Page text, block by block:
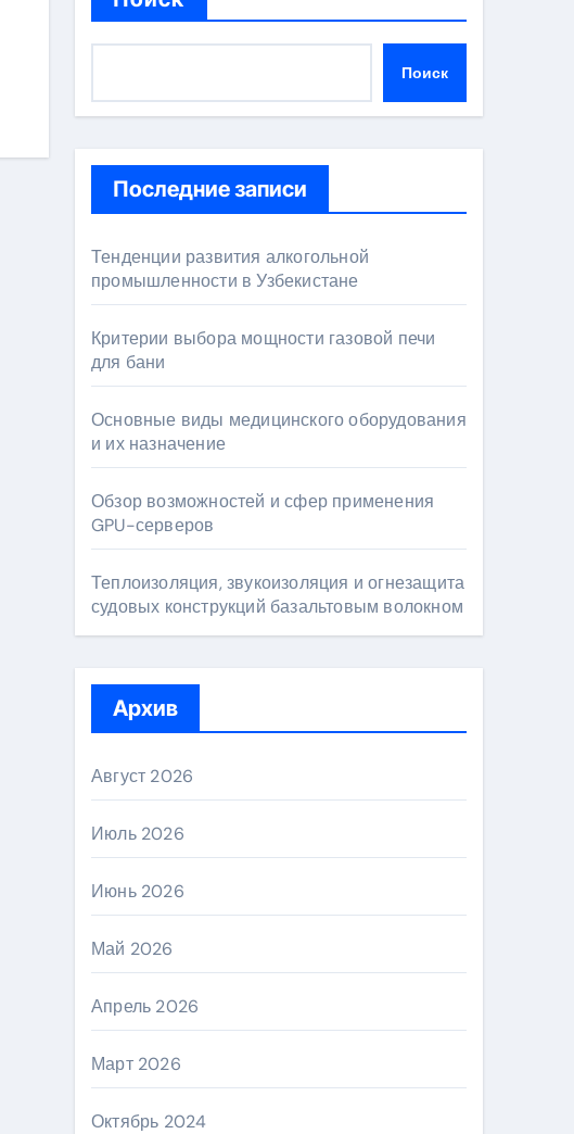
Поиск
Последние записи
Тенденции развития алкогольной
промышленности в Узбекистане
Критерии выбора мощности газовой печи
для бани
Основные виды медицинского оборудования
и их назначение
Обзор возможностей и сфер применения
GPU-серверов
Теплоизоляция, звукоизоляция и огнезащита
судовых конструкций базальтовым волокном
Архив
Август 2026
Июль 2026
Июнь 2026
Май 2026
Апрель 2026
Март 2026
Октябрь 2024